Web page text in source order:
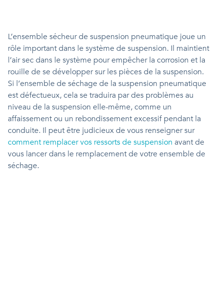
L’ensemble sécheur de suspension pneumatique joue un
rôle important dans le système de suspension. Il maintient
l’air sec dans le système pour empêcher la corrosion et la
rouille de se développer sur les pièces de la suspension.
Si l’ensemble de séchage de la suspension pneumatique
est défectueux, cela se traduira par des problèmes au
niveau de la suspension elle-même, comme un
affaissement ou un rebondissement excessif pendant la
conduite. Il peut être judicieux de vous renseigner sur
comment remplacer vos ressorts de suspension avant de
vous lancer dans le remplacement de votre ensemble de
séchage.